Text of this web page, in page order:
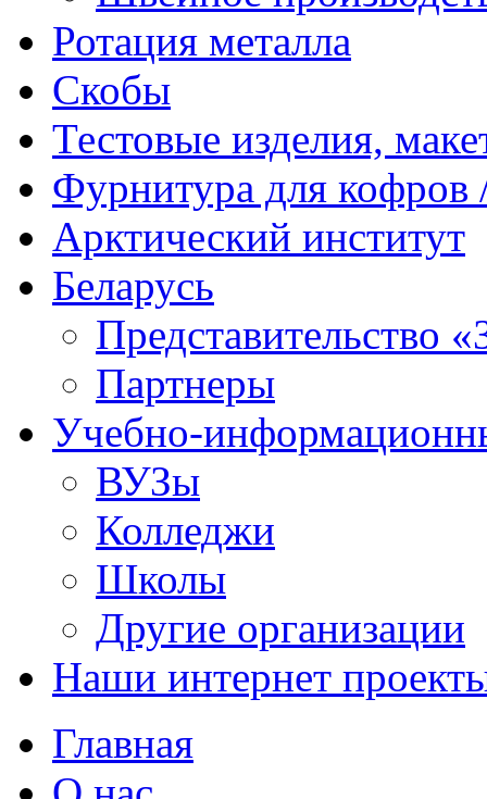
Ротация металла
Скобы
Тестовые изделия,
Фурнитура для кофров
Арктический институт
Беларусь
Представительство
Партнеры
Учебно-
ВУЗы
Колледжи
Школы
Другие организации
Наши интернет
Главная